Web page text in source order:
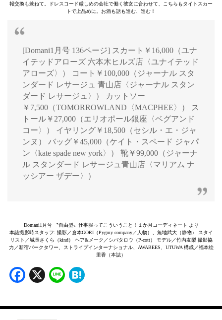
報交換も兼ねて。ドレスコード厳しめの会社で働く彼女に合わせて、こちらもタイトスカー
トで上品めに。お酒も話も進む、進む！
[Domani1月号 136ページ] スカート￥16,000（ユナ
イテッドアローズ 六本木ヒルズ店〈ユナイテッド
アローズ〉） コート￥100,000（ジャーナル スタ
ンダード レサージュ 青山店〈ジャーナル スタン
ダード レサージュ〉） カットソー
￥7,500（TOMORROWLAND〈MACPHEE〉） ス
トール￥27,000（エリオポール銀座〈ベグアンド
コー〉） イヤリング￥18,500（セシル・エ・ジャ
ンヌ） バッグ￥45,000（ケイト・スペード ジャパ
ン〈kate spade new york〉） 靴￥99,000（ジャーナ
ル スタンダード レサージュ青山店〈マリアム ナ
ッシアー ザデー〉）
Domani1月号 〝自由型〟仕事服ってこういうこと！１か月コーディネート より
本誌撮影時スタッフ: 撮影／倉本GORI（Pygmy company／人物）、魚地武大（静物） スタイ
リスト／城長さくら（kind） ヘア&メーク／シバタロウ（P-cott） モデル／竹内友梨 撮影協
力／新宿パークタワー、ストライプインターナショナル、AWABEES、UTUWA 構成／福本絵
里香（本誌）
Facebook
X Line